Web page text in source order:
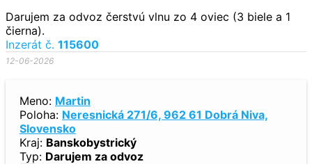
Darujem za odvoz čerstvú vlnu zo 4 oviec (3 biele a 1
čierna).
Inzerát č. 115600
12-06-2026
Meno: Martin
Poloha: Neresnická 271/6, 962 61 Dobrá Niva,
Slovensko
Kraj: Banskobystrický
Typ: Darujem za odvoz